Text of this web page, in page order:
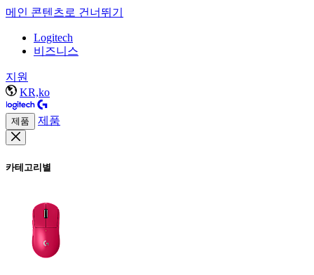
메인 콘텐츠로 건너뛰기
Logitech
비즈니스
지원
KR,ko
제품 제품
카테고리별